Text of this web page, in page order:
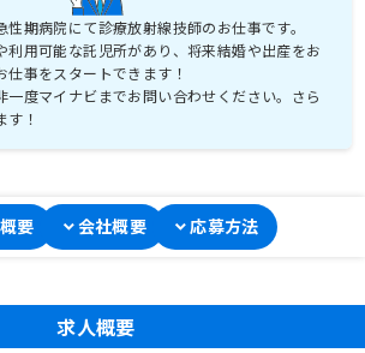
期病院にて診療放射線技師のお仕事です。
利用可能な託児所があり、将来結婚や出産をお
事をスタートできます！
一度マイナビまでお問い合わせください。さら
要 会社概要 応募方法
求人概要